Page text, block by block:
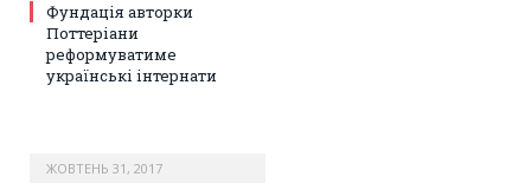
Фундація авторки
Поттеріани
реформуватиме
українські інтернати
ЖОВТЕНЬ 31, 2017